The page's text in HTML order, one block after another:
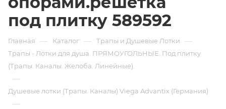
под плитку 589592
Главная — Каталог — Трапы и Душевые Лотки —
Трапы - Лотки для душа. ПРЯМОУГОЛЬНЫЕ. Под плитку
(Трапы. Каналы. Желоба. Линейные).
—
Душевые лотки (Трапы. Каналы) Viega Advantix (Германия)
—